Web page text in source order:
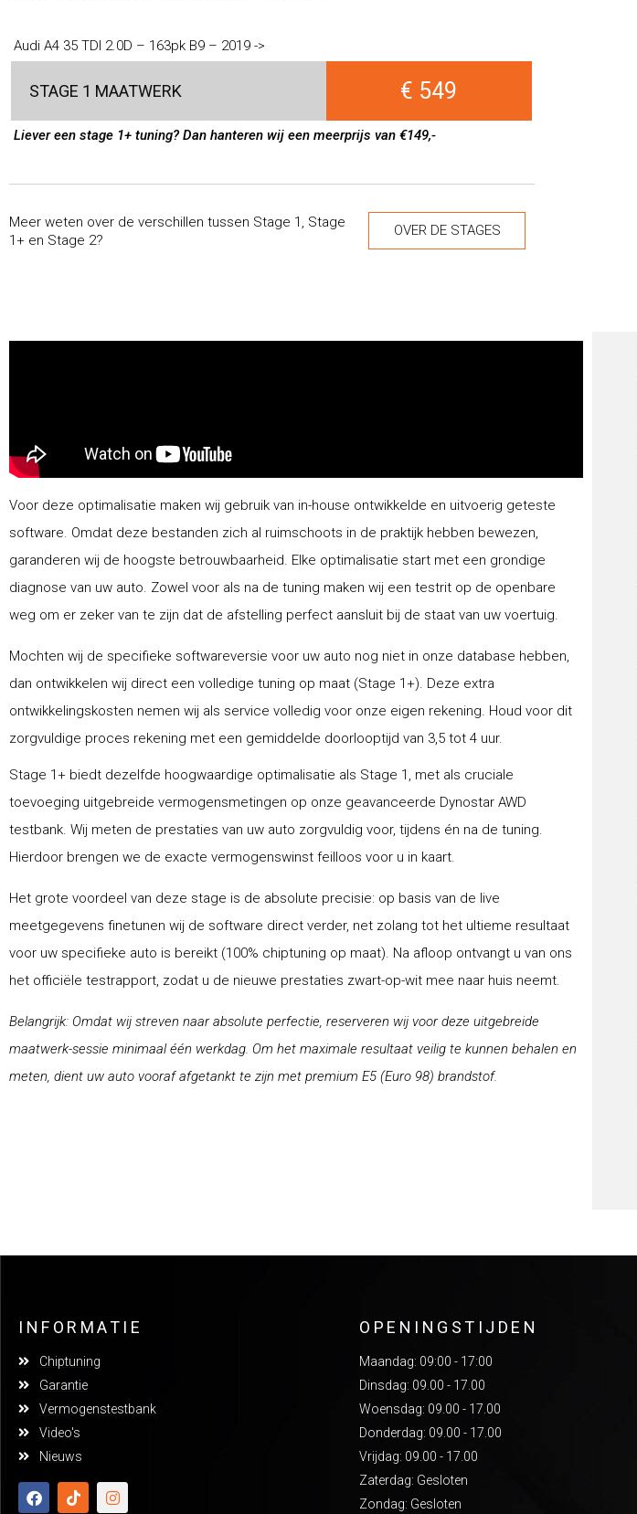
Audi A4 35 TDI 2.0D – 163pk B9 – 2019 ->
STAGE 1 MAATWERK € 549
Liever een stage 1+ tuning? Dan hanteren wij een meerprijs van €149,-
Meer weten over de verschillen tussen Stage 1, Stage
1+ en Stage 2?
OVER DE STAGES
Voor deze optimalisatie maken wij gebruik van in-house ontwikkelde en uitvoerig geteste
software. Omdat deze bestanden zich al ruimschoots in de praktijk hebben bewezen,
garanderen wij de hoogste betrouwbaarheid. Elke optimalisatie start met een grondige
diagnose van uw auto. Zowel voor als na de tuning maken wij een testrit op de openbare
weg om er zeker van te zijn dat de afstelling perfect aansluit bij de staat van uw voertuig.
Mochten wij de specifieke softwareversie voor uw auto nog niet in onze database hebben,
dan ontwikkelen wij direct een volledige tuning op maat (Stage 1+). Deze extra
ontwikkelingskosten nemen wij als service volledig voor onze eigen rekening. Houd voor dit
zorgvuldige proces rekening met een gemiddelde doorlooptijd van 3,5 tot 4 uur.
Stage 1+ biedt dezelfde hoogwaardige optimalisatie als Stage 1, met als cruciale
toevoeging uitgebreide vermogensmetingen op onze geavanceerde Dynostar AWD
testbank. Wij meten de prestaties van uw auto zorgvuldig voor, tijdens én na de tuning.
Hierdoor brengen we de exacte vermogenswinst feilloos voor u in kaart.
Het grote voordeel van deze stage is de absolute precisie: op basis van de live
meetgegevens finetunen wij de software direct verder, net zolang tot het ultieme resultaat
voor uw specifieke auto is bereikt (100% chiptuning op maat). Na afloop ontvangt u van ons
het officiële testrapport, zodat u de nieuwe prestaties zwart-op-wit mee naar huis neemt.
Belangrijk: Omdat wij streven naar absolute perfectie, reserveren wij voor deze uitgebreide
maatwerk-sessie minimaal één werkdag. Om het maximale resultaat veilig te kunnen behalen en
meten, dient uw auto vooraf afgetankt te zijn met premium E5 (Euro 98) brandstof.
INFORMATIE
Chiptuning
Garantie
Vermogenstestbank
Video's
Nieuws
OPENINGSTIJDEN
Maandag: 09:00 - 17:00
Dinsdag: 09.00 - 17.00
Woensdag: 09.00 - 17.00
Donderdag: 09.00 - 17.00
Vrijdag: 09.00 - 17.00
Zaterdag: Gesloten
Zondag: Gesloten